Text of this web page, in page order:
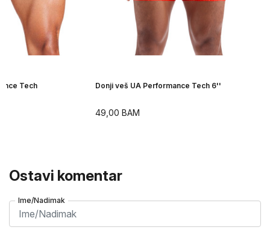
Tech Donji veš UA Performance Tech 6''
49,00 BAM
Ostavi komentar
Ime/Nadimak